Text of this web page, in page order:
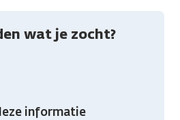
wat je zocht?
informatie